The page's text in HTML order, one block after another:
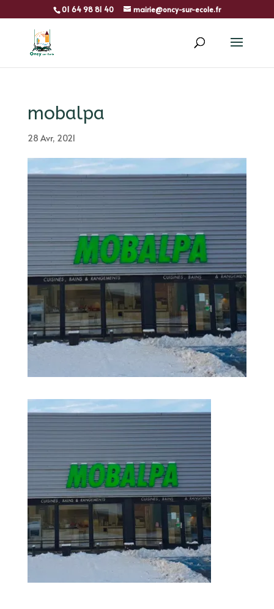
01 64 98 81 40 mairie@oncy-sur-ecole.fr
mobalpa
28 Avr, 2021